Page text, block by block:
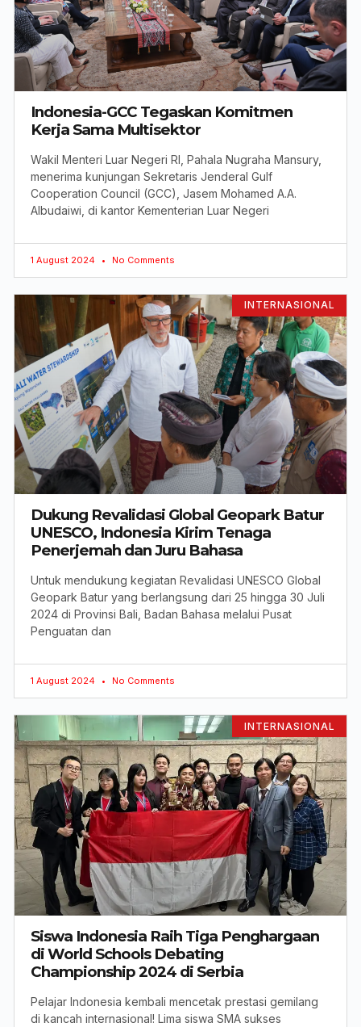
Indonesia-GCC Tegaskan Komitmen
Kerja Sama Multisektor
Wakil Menteri Luar Negeri RI, Pahala Nugraha Mansury,
menerima kunjungan Sekretaris Jenderal Gulf
Cooperation Council (GCC), Jasem Mohamed A.A.
Albudaiwi, di kantor Kementerian Luar Negeri
1 August 2024 No Comments
INTERNASIONAL
Dukung Revalidasi Global Geopark Batur
UNESCO, Indonesia Kirim Tenaga
Penerjemah dan Juru Bahasa
Untuk mendukung kegiatan Revalidasi UNESCO Global
Geopark Batur yang berlangsung dari 25 hingga 30 Juli
2024 di Provinsi Bali, Badan Bahasa melalui Pusat
Penguatan dan
1 August 2024 No Comments
INTERNASIONAL
Siswa Indonesia Raih Tiga Penghargaan
di World Schools Debating
Championship 2024 di Serbia
Pelajar Indonesia kembali mencetak prestasi gemilang
di kancah internasional! Lima siswa SMA sukses